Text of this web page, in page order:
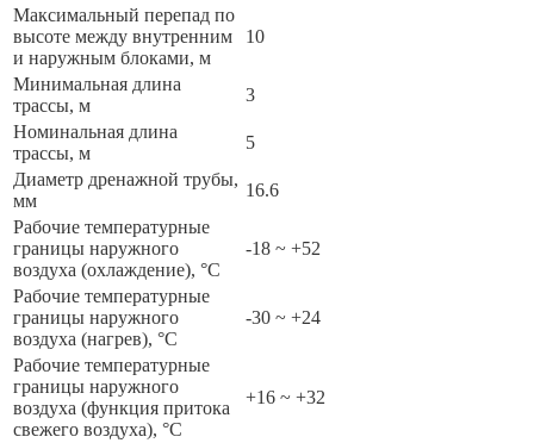
Максимальный перепад по
высоте между внутренним
и наружным блоками, м
10
Минимальная длина
трассы, м
3
Номинальная длина
трассы, м
5
Диаметр дренажной трубы,
мм
16.6
Рабочие температурные
границы наружного
воздуха (охлаждение), °C
-18 ~ +52
Рабочие температурные
границы наружного
воздуха (нагрев), °C
-30 ~ +24
Рабочие температурные
границы наружного
воздуха (функция притока
свежего воздуха), °C
+16 ~ +32